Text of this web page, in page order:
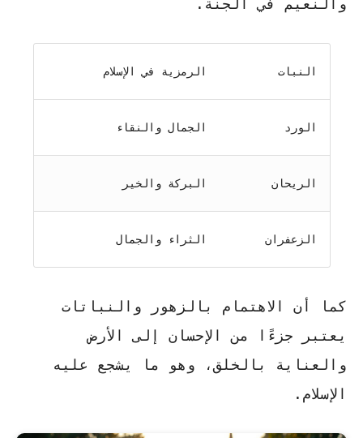
والنعيم في الجنة.
النبات الرمزية في الإسلام
الورد الجمال والنقاء
الريحان البركة والخير
الزعفران الثراء والجمال
كما أن الاهتمام بالزهور والنباتات
يعتبر جزءًا من الإحسان إلى الأرض
والعناية بالخلق، وهو ما يشجع عليه
الإسلام.